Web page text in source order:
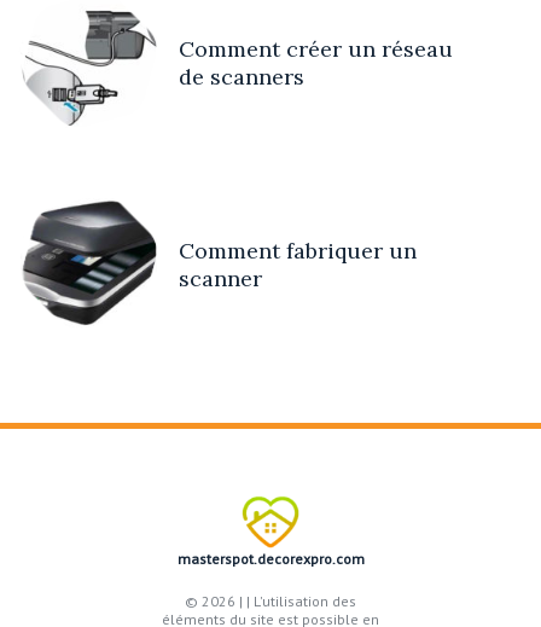
Comment créer un réseau
de scanners
Comment fabriquer un
scanner
masterspot.decorexpro.com
© 2026 | | L'utilisation des
éléments du site est possible en